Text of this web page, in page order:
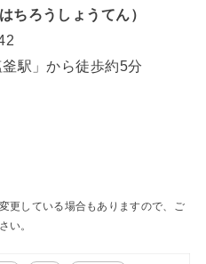
ちろうしょうてん）
駅」から徒歩約5分
更している場合もありますので、ご
い。